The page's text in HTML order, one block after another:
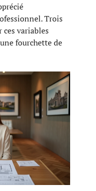
Trois
variables
fourchette de